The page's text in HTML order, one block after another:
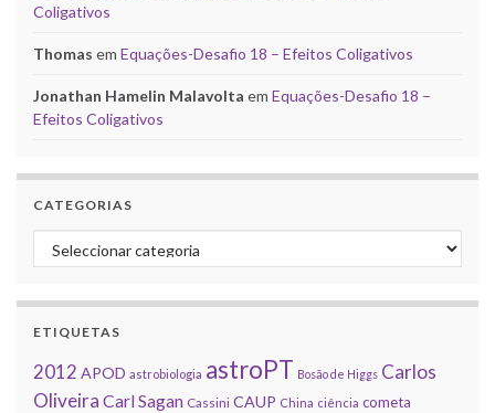
Coligativos
Thomas em Equações-Desafio 18 – Efeitos Coligativos
Jonathan Hamelin Malavolta em Equações-Desafio 18 –
Efeitos Coligativos
CATEGORIAS
Categorias
ETIQUETAS
2012 APOD astrobiologia astroPT Bosão de Higgs Carlos
Oliveira Carl Sagan Cassini CAUP China ciência cometa